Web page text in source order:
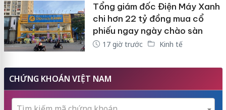
Tổng giám đốc Điện Máy Xanh
chi hơn 22 tỷ đồng mua cổ
phiếu ngay ngày chào sàn
17 giờ trước Kinh tế
CHỨNG KHOÁN VIỆT NAM